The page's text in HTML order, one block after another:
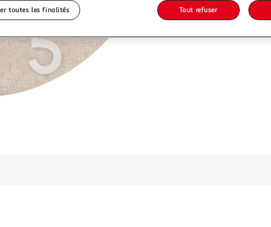
toutes les finalités Tout refuser